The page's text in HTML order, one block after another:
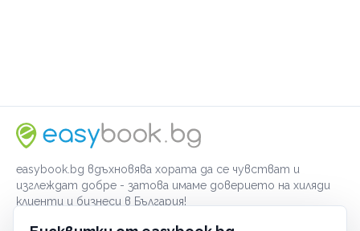
easybook.bg вдъхновява хората да се чувстват и
изглеждат добре - затова имаме доверието на хиляди
клиенти и бизнеси в България!